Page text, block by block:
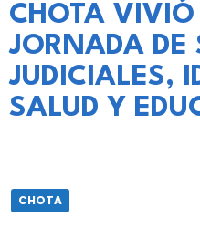
CHOTA
JORNADA DE
JUDICIALES,
SALUD Y
CHOTA